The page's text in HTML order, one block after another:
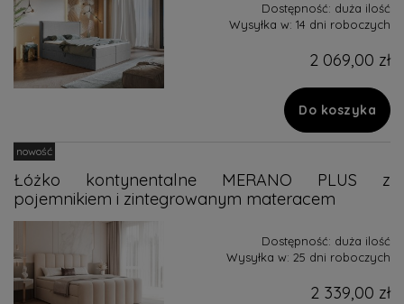
Dostępność: duża ilość
Wysyłka w: 14 dni roboczych
2 069,00 zł
Do koszyka
Łóżko kontynentalne MERANO PLUS z
pojemnikiem i zintegrowanym materacem
Dostępność: duża ilość
Wysyłka w: 25 dni roboczych
2 339,00 zł
nowość